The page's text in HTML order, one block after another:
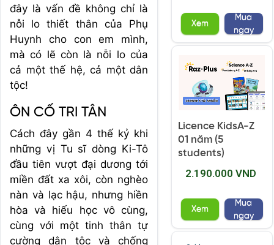
đây là vấn đề không chỉ là
nỗi lo thiết thân của Phụ
Huynh cho con em mình,
mà có lẽ còn là nỗi lo của
cả một thế hệ, cả một dân
tộc!
ÔN CỐ TRI TÂN
Cách đây gần 4 thế kỷ khi
những vị Tu sĩ dòng Ki-Tô
đầu tiên vượt đại dương tới
miền đất xa xôi, còn nghèo
nàn và lạc hậu, nhưng hiền
hòa và hiếu học vô cùng,
cùng với một tinh thân tự
cường dân tộc và chống
Xem
Mua
ngay
Licence KidsA-Z
01 năm (5
students)
2.190.000 VND
Xem
Mua
ngay